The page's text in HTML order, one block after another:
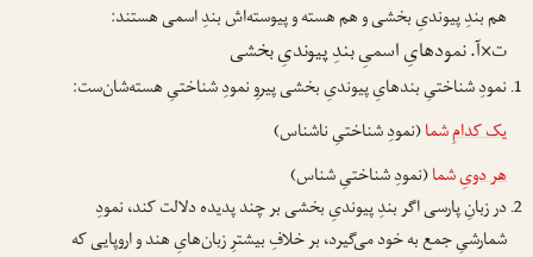
هم بندِ پیوندیِ بخشی و هم هسته و پیوسته‌اش بندِ اسمی هستند:
ت×آ. نمودهایِ اسمیِ بندِ پیوندیِ بخشی
نمودِ شناختیِ بندهایِ پیوندیِ بخشی پیروِ نمودِ شناختیِ هسته‌شان‌ست:
یک کدامِشما(نمودِ شناختیِ ناشناس)
هر دویِ شما(نمودِ شناختیِ شناس)
در زبانِ پارسی اگر بندِ پیوندیِ بخشی بر چند پدیده دلالت کند، نمودِ
شمارشیِ جمع به خود می‌گیرد، بر خلافِ بیشترِ زبان‌هایِ هند و اروپایی که